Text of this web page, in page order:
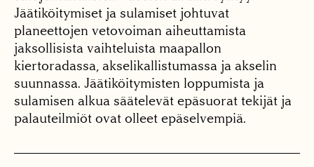
Jäätiköitymiset ja sulamiset johtuvat
planeettojen vetovoiman aiheuttamista
jaksollisista vaihteluista maapallon
kiertoradassa, akselikallistumassa ja akselin
suunnassa. Jäätiköitymisten loppumista ja
sulamisen alkua säätelevät epäsuorat tekijät ja
palauteilmiöt ovat olleet epäselvempiä.